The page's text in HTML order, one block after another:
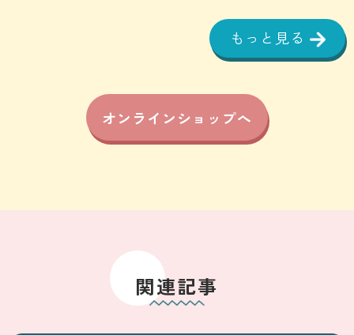
もっと見る
オンラインショップへ
関連記事